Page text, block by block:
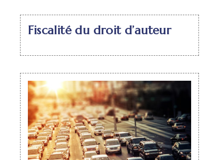
Fiscalité du droit d’auteur